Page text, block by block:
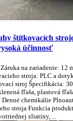
štítkovacích
účinnosť
na zariadenie: 12
stroja: PLC a
stroj Špecifikácia:
fľaša, plastová
chemikálie
stroja Funkcia
zliatiny, ...